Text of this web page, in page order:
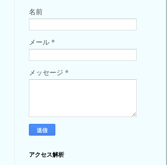
名前
メール *
メッセージ *
アクセス解析